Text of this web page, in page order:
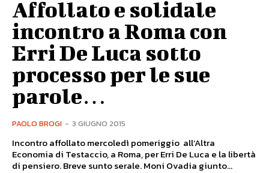
Affollato e solidale
incontro a Roma con
Erri De Luca sotto
processo per le sue
parole…
PAOLO BROGI - 3 GIUGNO 2015
Incontro affollato mercoledì pomeriggio all’Altra
Economia di Testaccio, a Roma, per Erri De Luca e la libertà
di pensiero. Breve sunto serale. Moni Ovadia giunto...